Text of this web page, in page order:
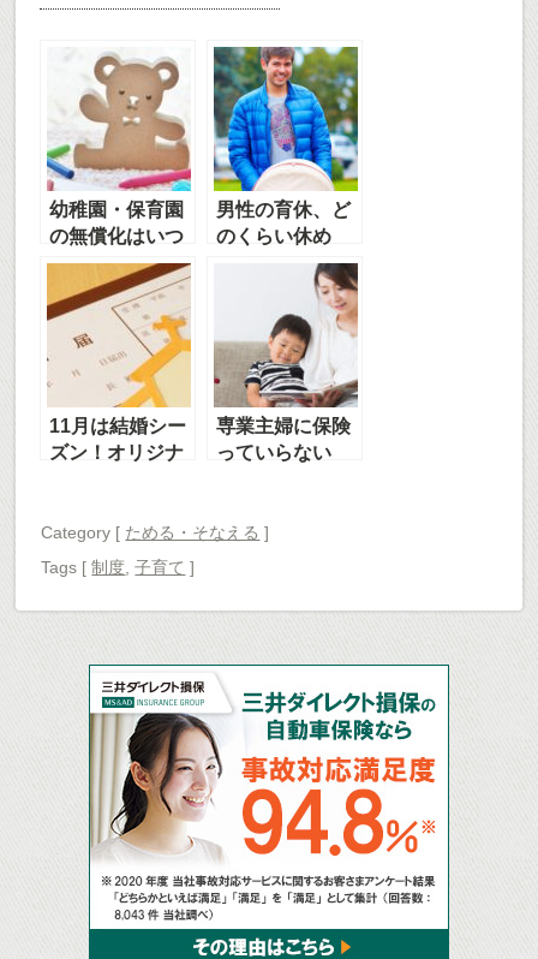
幼稚園・保育園
の無償化はいつ
から？対象年齢
や条件まとめ！
男性の育休、ど
のくらい休め
る？もらえるお
11月は結婚シー
ズン！オリジナ
専業主婦に保険
っていらない
家事育児できる
Category [ ためる・そなえる ]
Tags [制度,子育て ]